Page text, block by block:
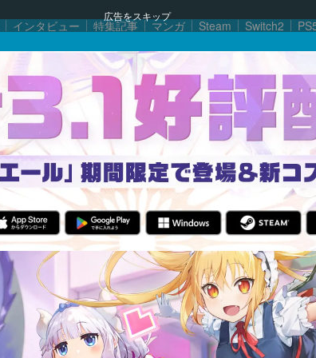
広告をスキップ
インタビュー 特集記事 マンガ Steam Switch2